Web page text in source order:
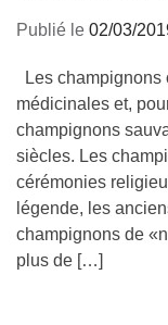
Publié le 02/03/
Les champignons
médicinales et,
champignons
siècles. Les
cérémonies
légende, les
champignons de
plus de […]